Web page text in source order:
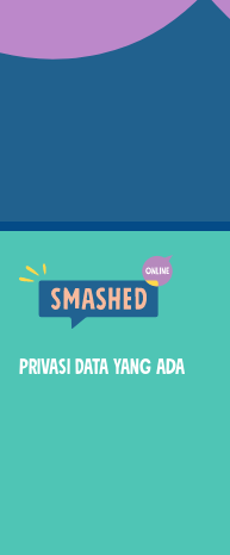
Smashed Online
Privasi Data yang ada